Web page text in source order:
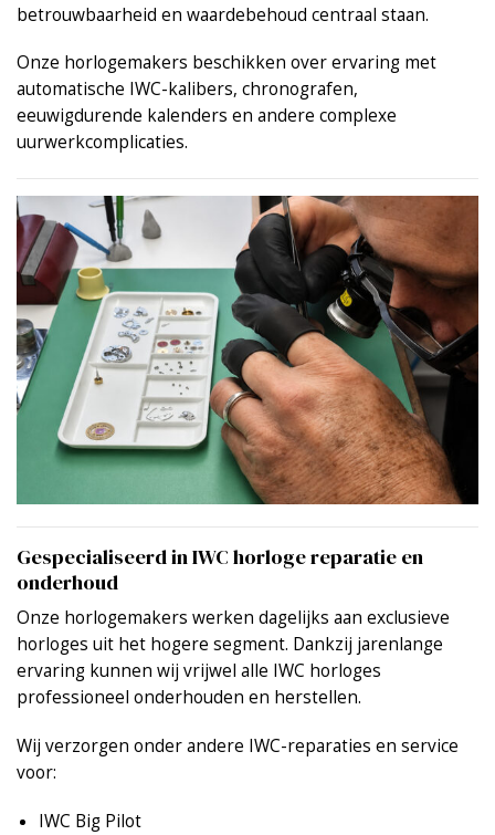
betrouwbaarheid en waardebehoud centraal staan.
Onze horlogemakers beschikken over ervaring met
automatische IWC-kalibers, chronografen,
eeuwigdurende kalenders en andere complexe
uurwerkcomplicaties.
Gespecialiseerd in IWC horloge reparatie en
onderhoud
Onze horlogemakers werken dagelijks aan exclusieve
horloges uit het hogere segment. Dankzij jarenlange
ervaring kunnen wij vrijwel alle IWC horloges
professioneel onderhouden en herstellen.
Wij verzorgen onder andere IWC-reparaties en service
voor:
IWC Big Pilot